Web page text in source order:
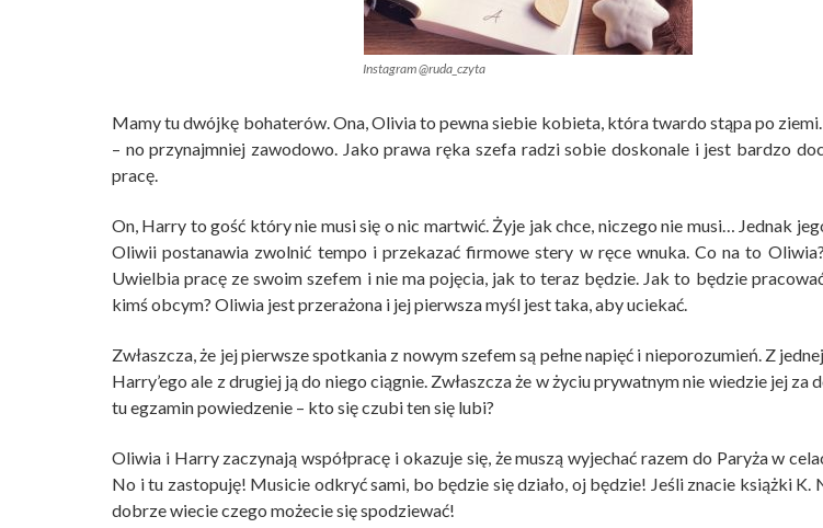
Instagram @ruda_czyta
Mamy tu dwójkę bohaterów. Ona, Olivia to pewna siebie kobieta, która twardo stąpa po
– no przynajmniej zawodowo. Jako prawa ręka szefa radzi sobie doskonale i jest bardzo
pracę.
On, Harry to gość który nie musi się o nic martwić. Żyje jak chce, niczego nie musi… Jednak
Oliwii postanawia zwolnić tempo i przekazać firmowe stery w ręce wnuka. Co na to Oliwia?
Uwielbia pracę ze swoim szefem i nie ma pojęcia, jak to teraz będzie. Jak to będzie
kimś obcym? Oliwia jest przerażona i jej pierwsza myśl jest taka, aby uciekać.
Zwłaszcza, że jej pierwsze spotkania z nowym szefem są pełne napięć i nieporozumień. Z
Harry’ego ale z drugiej ją do niego ciągnie. Zwłaszcza że w życiu prywatnym nie wiedzie jej za
tu egzamin powiedzenie – kto się czubi ten się lubi?
Oliwia i Harry zaczynają współpracę i okazuje się, że muszą wyjechać razem do Paryża w
No i tu zastopuję! Musicie odkryć sami, bo będzie się działo, oj będzie! Jeśli znacie książki K.
dobrze wiecie czego możecie się spodziewać!